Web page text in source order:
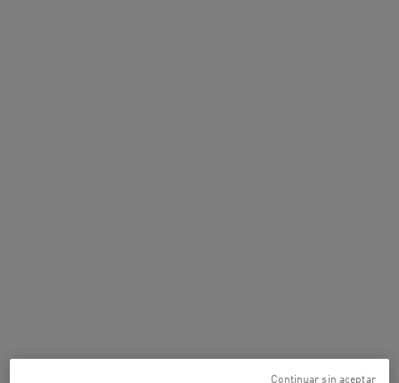
Continuar sin aceptar